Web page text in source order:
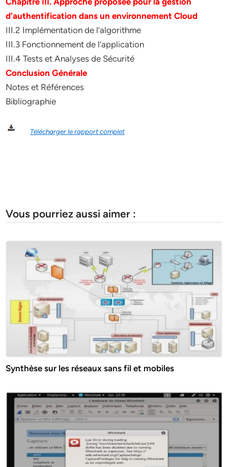
d’authentification dans un environnement Cloud
III.2 Implémentation de l’algorithme
III.3 Fonctionnement de l’application
III.4 Tests et Analyses de Sécurité
Conclusion Générale
Notes et Références
Bibliographie
Télécharger le rapport complet
Vous pourriez aussi aimer :
Synthèse sur les réseaux sans fil et mobiles